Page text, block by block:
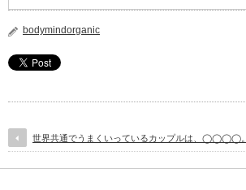
bodymindorganic
世界共通でうまくいっているカップルは、◯◯◯◯。